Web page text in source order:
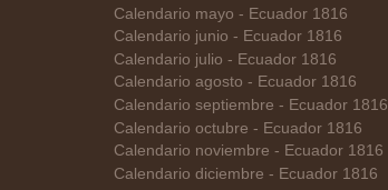
Calendario mayo - Ecuador 1816
Calendario junio - Ecuador 1816
Calendario julio - Ecuador 1816
Calendario agosto - Ecuador 1816
Calendario septiembre - Ecuador 1816
Calendario octubre - Ecuador 1816
Calendario noviembre - Ecuador 1816
Calendario diciembre - Ecuador 1816